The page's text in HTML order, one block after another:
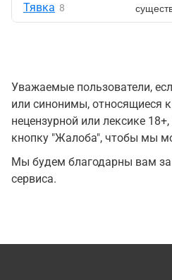
Тявка 8
Уважаемые пользователи,
или синонимы, относящиеся
нецензурной или лексике
кнопку "Жалоба", чтобы мы
Мы будем благодарны вам за
сервиса.